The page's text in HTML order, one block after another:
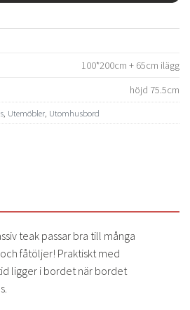
100*200cm + 65cm ilägg
höjd 75.5cm
, Utemöbler, Utomhusbord
teak passar bra till många
fåtöljer! Praktiskt med
ligger i bordet när bordet